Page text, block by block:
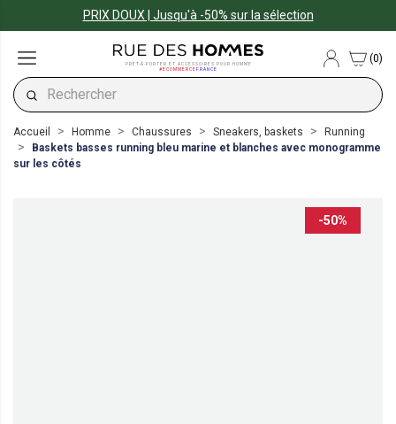
PRIX DOUX | Jusqu'à -50% sur la sélection
PRÊT-À-PORTER ET ACCESSOIRES POUR HOMME
#ECOMMERCEFRANCE
(0)
Accueil Homme Chaussures Sneakers, baskets
Running
Baskets basses running bleu marine et blanches avec monogramme
sur les côtés
-50%